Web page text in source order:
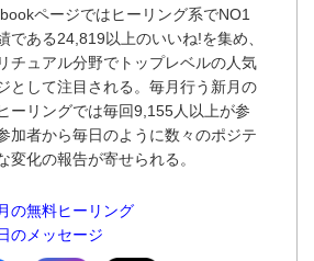
ページではヒーリング系でNO1
である24,819以上のいいね!を集め、
チュアル分野でトップレベルの人気
として注目される。毎月行う新月の
ーリングでは毎回9,155人以上が参
加者から毎日のように数々のポジテ
変化の報告が寄せられる。
の無料ヒーリング
のメッセージ